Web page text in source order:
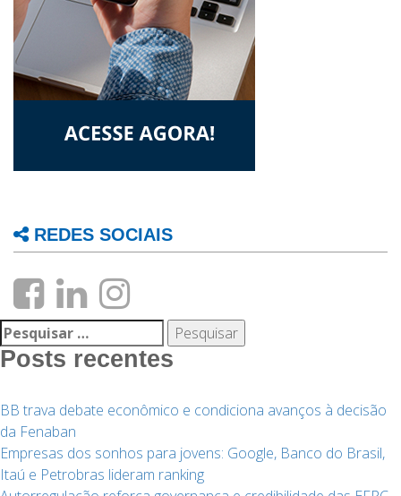
REDES SOCIAIS
Pesquisar
por:
Posts recentes
BB trava debate econômico e condiciona avanços à decisão
da Fenaban
Empresas dos sonhos para jovens: Google, Banco do Brasil,
Itaú e Petrobras lideram ranking